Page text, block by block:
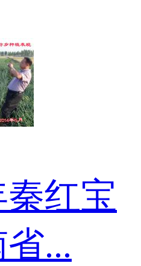
秦红宝
...